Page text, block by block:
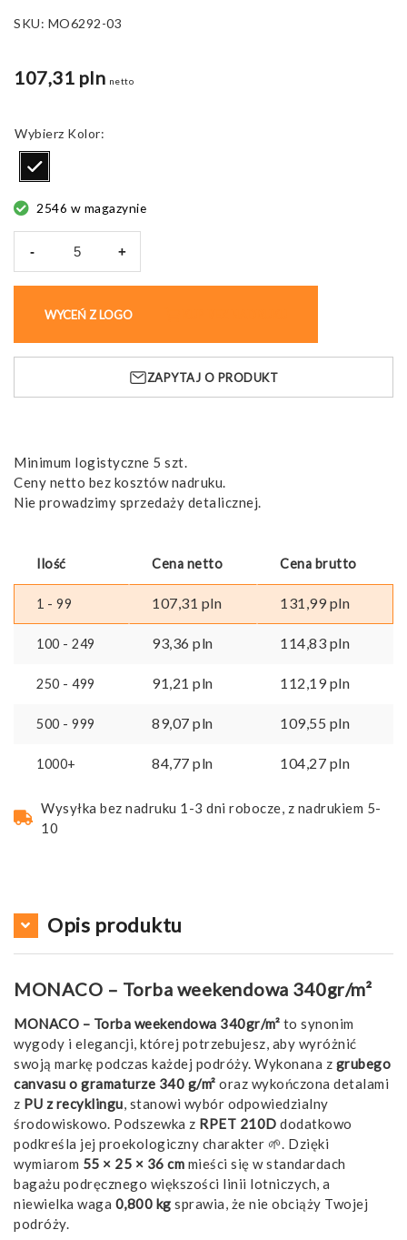
SKU: MO6292-03
107,31 pln netto
Kolor
2546 w magazynie
-
Monaco,
z
płótna
g/m²
+
WYCEŃ Z LOGO
ZAPYTAJ O PRODUKT
Minimum logistyczne 5 szt.
Ceny netto bez kosztów nadruku.
Nie prowadzimy sprzedaży detalicznej.
Ilość Cena netto Cena brutto
1 - 99 107,31 pln 131,99pln
100 - 249 93,36 pln 114,83 pln
250 - 499 91,21 pln 112,19pln
500 - 999 89,07 pln 109,55 pln
1000+ 84,77 pln 104,27 pln
Wysyłka bez nadruku 1-3 dni robocze, z nadrukiem 5-
10
Opis produktu
MONACO – Torba weekendowa 340gr/m²
MONACO – Torba weekendowa 340gr/m² to synonim
wygody i elegancji, której potrzebujesz, aby wyróżnić
swoją markę podczas każdej podróży. Wykonana z grubego
canvasu o gramaturze 340 g/m² oraz wykończona detalami
z PU z recyklingu, stanowi wybór odpowiedzialny
środowiskowo. Podszewka z RPET 210D dodatkowo
podkreśla jej proekologiczny charakter 🌱. Dzięki
wymiarom 55 × 25 × 36 cm mieści się w standardach
bagażu podręcznego większości linii lotniczych, a
niewielka waga 0,800 kg sprawia, że nie obciąży Twojej
podróży.